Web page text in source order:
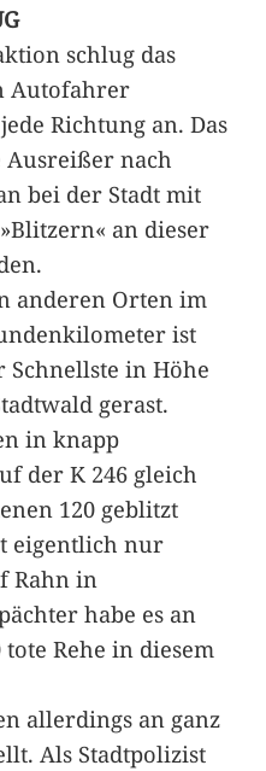
schlug das
Autofahrer
Richtung an. Das
nach
bei der Stadt mit
an dieser
anderen Orten im
ist
in Höhe
gerast.
in knapp
der K 246 gleich
120 geblitzt
eigentlich nur
Rahn in
habe es an
Rehe in diesem
allerdings an ganz
Als Stadtpolizist